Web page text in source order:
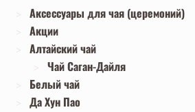
Аксессуары для чая (церемоний)
Акции
Алтайский чай
Чай Саган-Дайля
Белый чай
Да Хун Пао